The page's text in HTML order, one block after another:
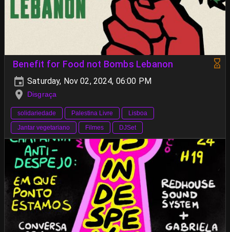
Benefit for Food not Bombs Lebanon
Saturday, Nov 02, 2024, 06:00 PM
Disgraça
solidariedade Palestina Livre
Lisboa
Jantar vegetariano
Filmes DJSet